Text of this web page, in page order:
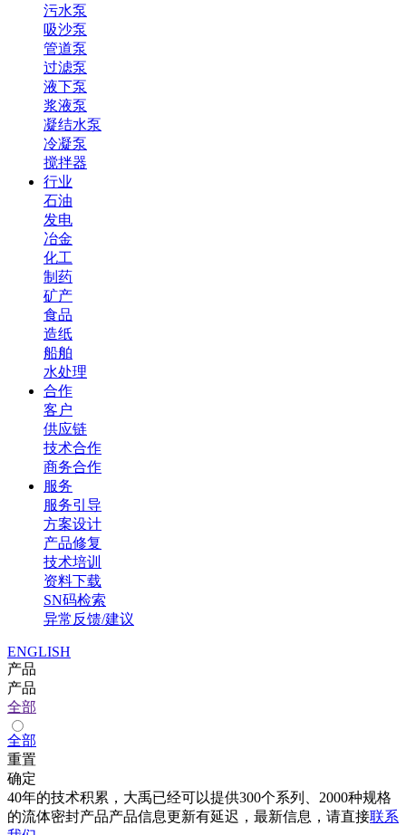
污水泵
吸沙泵
管道泵
过滤泵
液下泵
浆液泵
凝结水泵
冷凝泵
搅拌器
行业
石油
发电
冶金
化工
制药
矿产
食品
造纸
船舶
水处理
合作
客户
供应链
技术合作
商务合作
服务
服务引导
方案设计
产品修复
技术培训
资料下载
SN码检索
异常反馈/建议
ENGLISH
产品
产品
全部
全部
重置
确定
40年的技术积累，大禹已经可以提供300个系列、2000种规格
的流体密封产品产品信息更新有延迟，最新信息，请直接联系